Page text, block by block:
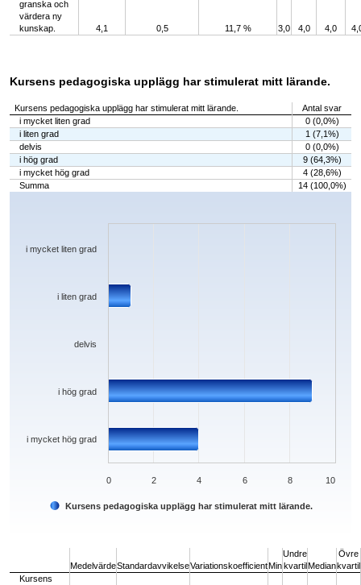
granska och
värdera ny
kunskap.
4,1 0,5 11,7 % 3,0 4,0 4,0
Kursens pedagogiska upplägg har stimulerat mitt lärande.
Kursens pedagogiska upplägg har stimulerat mitt lärande.
Antal svar
i mycket liten grad
0 (0,0%)
i liten grad
1 (7,1%)
delvis
0 (0,0%)
i hög grad
9 (64,3%)
i mycket hög grad
4 (28,6%)
Summa
14 (100,0%)
Chart
The chart has 1 X axis displaying categories.
Kursens pedagogiska upplägg har stimulerat mitt lärande.
i mycket hög grad
i hög grad
delvis
i liten grad
i mycket liten grad
0 2 4 6 8 10
MedelvärdeStandardavvikelseVariationskoefficientMin
Undre
kvartilMedian
Övre
kvartil
Kursens